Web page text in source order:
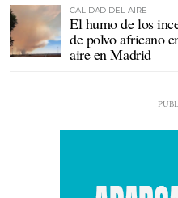
CALIDAD DEL AIRE
El humo de los
de polvo africano
aire en Madrid